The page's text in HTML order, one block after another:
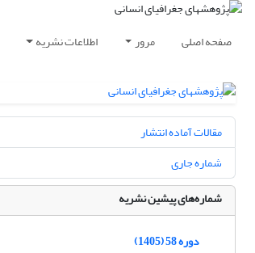
صفحه اصلی مرور اطلاعات نشریه
مقالات آماده انتشار
شماره جاری
شماره‌های پیشین نشریه
دوره 58 (1405)